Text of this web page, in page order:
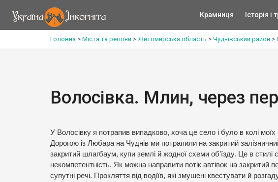
Крамниця Історія і
Головна > Міста та регіони > Житомирська область > Чуднівський район >
Волосівка. Млин, через
У Волосівку я потрапив випадково, хоча це село і було в колі
Дорогою із Любара на Чуднів ми потрапили на закритий
закритий шлагбаум, купи землі й жодної схеми об’їзду. Це в стилі
некомпетентність. Як можна направити потік автівок на закритий
супутні речі. Прокляття від водіїв, які змушені квестувати й